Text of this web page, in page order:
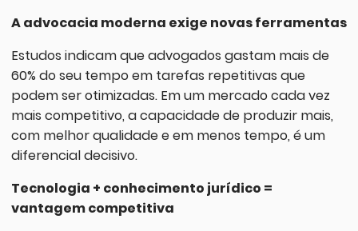
A advocacia moderna exige novas ferramentas
Estudos indicam que advogados gastam mais de
60% do seu tempo em tarefas repetitivas que
podem ser otimizadas. Em um mercado cada vez
mais competitivo, a capacidade de produzir mais,
com melhor qualidade e em menos tempo, é um
diferencial decisivo.
Tecnologia + conhecimento jurídico =
vantagem competitiva